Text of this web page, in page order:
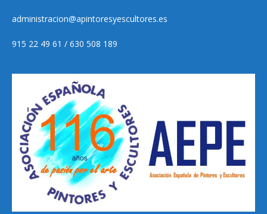
administracion@apintoresyescultores.es
915 22 49 61 / 630 508 189